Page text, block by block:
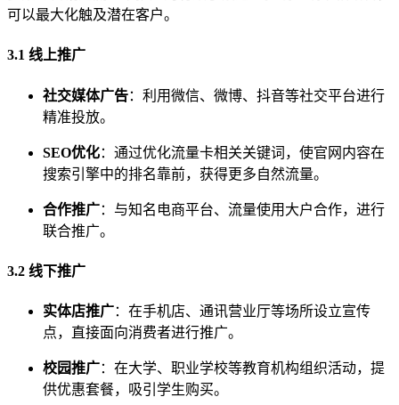
可以最大化触及潜在客户。
3.1 线上推广
社交媒体广告：利用微信、微博、抖音等社交平台进行
精准投放。
SEO优化：通过优化流量卡相关关键词，使官网内容在
搜索引擎中的排名靠前，获得更多自然流量。
合作推广：与知名电商平台、流量使用大户合作，进行
联合推广。
3.2 线下推广
实体店推广：在手机店、通讯营业厅等场所设立宣传
点，直接面向消费者进行推广。
校园推广：在大学、职业学校等教育机构组织活动，提
供优惠套餐，吸引学生购买。